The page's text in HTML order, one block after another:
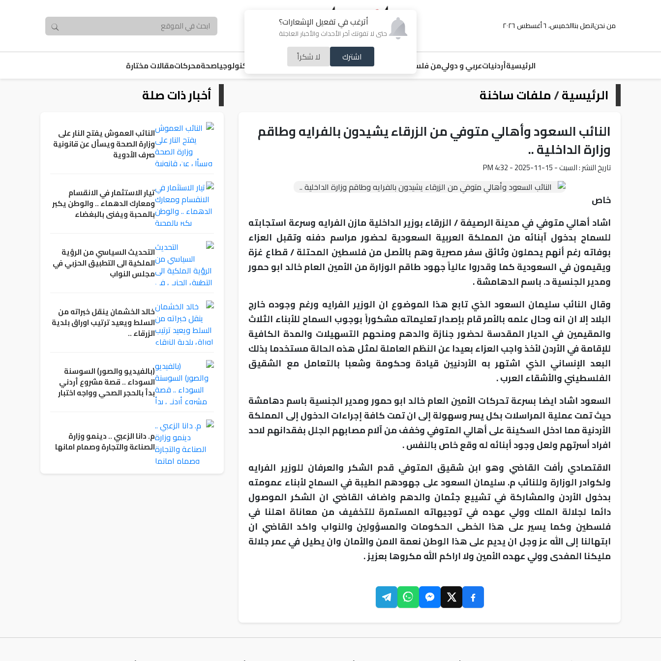
أترغب في تفعيل الإشعارات؟
حتى لا تفوتك آخر الأحداث والأخبار العاجلة
اشترك لا شكراً
من نحناتصل بناالخميس، ٦ أغسطس ٢٠٢٦
الرئيسيةأردنياتعربي و دوليمن فلسطين ملفات ساخنةخبر و صورةرياضة تكنولوجياصحةمحركاتمقالات مختارة
الرئيسية/ملفات ساخنة
النائب السعود وأهالي متوفي من الزرقاء يشيدون بالفرايه وطاقم
وزارة الداخلية ..
تاريخ النشر : السبت - 15-11-2025 - 4:32 PM
خاص
اشاد أهالي متوفي في مدينة الرصيفة / الزرقاء بوزير الداخلية مازن الفرايه وسرعة استجابته
للسماح بدخول آبنائه من المملكة العربية السعودية لحضور مراسم دفنه وتقبل العزاء
بوفاته رغم أنهم يحملون وثائق سفر مصرية وهم بالأصل من فلسطين المحتلة / قطاع غزة
ويقيمون في السعودية كما وقدروا عالياً جهود طاقم الوزارة من الأمين العام خالد ابو حمور
ومدير الجنسية د. باسم الدهامشة .
وقال النائب سليمان السعود الذي تابع هذا الموضوع ان الوزير الفرايه ورغم وجوده خارج
البلاد إلا ان انه وحال علمه بالأمر قام بإصدار تعليماته مشكوراً بوجوب السماح للأبناء الثلاث
والمقيمين في الديار المقدسة لحضور جنازة والدهم ومنحهم التسهيلات والمدة الكافية
للإقامة في الأردن لأخذ واجب العزاء بعيدا عن النظم العاملة لمثل هذه الحالة مستخدما بذلك
البعد الإنساني الذي اشتهر به الأردنيين قيادة وحكومة وشعبا بالتعامل مع الشقيق
الفلسطيني والأشقاء العرب .
السعود اشاد ايضا بسرعة تحركات الأمين العام خالد ابو حمور ومدير الجنسية باسم دهامشة
حيث تمت عملية المراسلات بكل يسر وسهولة إلى ان تمت كافة إجراءات الدخول إلى المملكة
الأردنية مما ادخل السكينة على أهالي المتوفي وخفف من آلام مصابهم الجلل بفقدانهم لاحد
افراد أسرتهم ولعل وجود أبنائه له وقع خاص بالنفس .
الاقتصادي رأفت القاضي وهو ابن شقيق المتوفي قدم الشكر والعرفان للوزير الفرايه
ولكوادر الوزارة وللنائب م. سليمان السعود على جهودهم الطيبة في السماح لأبناء عمومته
بدخول الأردن والمشاركة في تشييع جثمان والدهم واضاف القاضي ان الشكر الموصول
دائما لجلالة الملك وولي عهده في توجيهاته المستمرة للتخفيف من معاناة اهلنا في
فلسطين وكما يسير على هذا الخطى الحكومات والمسؤولين والنواب واكد القاضي ان
ابتهالنا إلى الله عز وجل ان يديم على هذا الوطن نعمة الامن والأمان وان يطيل في عمر جلالة
مليكنا المفدى وولي عهده الأمين ولا اراكم الله مكروها بعزيز .
أخبار ذات صلة
النائب العموش يفتح النار على
وزارة الصحة ويسأل عن قانونية
صرف الأدوية
تيار الاستثمار في الانقسام
ومعارك الدهماء .. والوطن يكبر
بالمحبة ويفنى بالبغضاء
التحديث السياسي من الرؤية
الملكية الى التطبيق الحزبي في
مجلس النواب
خالد الخشمان ينقل خبراته من
السلط ويعيد ترتيب اوراق بلدية
الزرقاء ..
(بالفيديو والصور) السوسنة
السوداء .. قصة مشروع أردني
بدأ بالحجر الصحي وواجه اختبار
م. دانا الزعبي .. دينمو وزارة
الصناعة والتجارة وصمام امانها